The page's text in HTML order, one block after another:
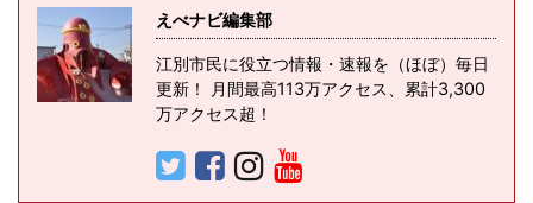
えべナビ編集部
江別市民に役立つ情報・速報を（ほぼ）毎日
更新！ 月間最高113万アクセス、累計3,300
万アクセス超！